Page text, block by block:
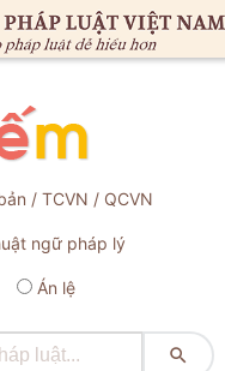
/ TCVN / QCVN
ngữ pháp lý
Án lệ
